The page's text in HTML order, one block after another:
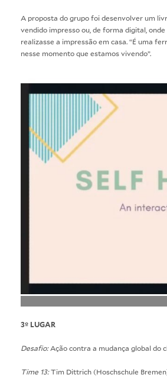
A proposta do grupo foi desenvolver um
vendido impresso ou, de forma digital, onde
realizasse a impressão em casa. “É uma
nesse momento que estamos vivendo”.
3º LUGAR
Desafio:Ação contra a mudança global do
Time 13:Tim Dittrich (Hoschschule